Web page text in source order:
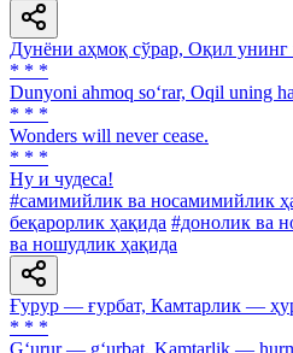
Дунёни аҳмоқ сўрар, Оқил унинг
* * *
Dunyoni ahmoq so‘rar, Oqil uning
* * *
Wonders will never cease.
* * *
Ну и чудеса!
#самимийлик ва носамимийлик
беқарорлик ҳақида #донолик ва
ва ношудлик ҳақида
Ғурур — ғурбат, Камтарлик —
* * *